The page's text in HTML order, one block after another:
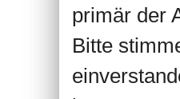
primär der
Bitte